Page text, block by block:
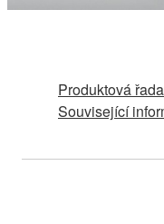
Produktová řada
Související